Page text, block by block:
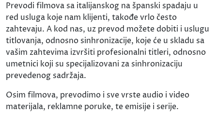
Prevodi filmova sa italijanskog na španski spadaju u
red usluga koje nam klijenti, takođe vrlo često
zahtevaju. A kod nas, uz prevod možete dobiti i uslugu
titlovanja, odnosno sinhronizacije, koje će u skladu sa
vašim zahtevima izvršiti profesionalni titleri, odnosno
umetnici koji su specijalizovani za sinhronizaciju
prevedenog sadržaja.
Osim filmova, prevodimo i sve vrste audio i video
materijala, reklamne poruke, te emisije i serije.